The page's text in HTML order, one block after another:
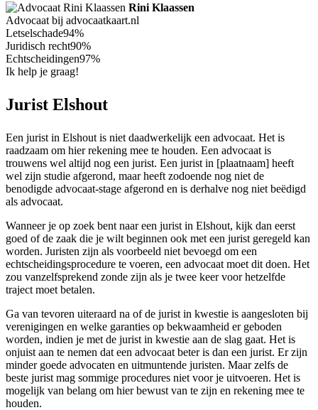
Rini Klaassen
Advocaat bij advocaatkaart.nl
Letselschade94%
Juridisch recht90%
Echtscheidingen97%
Ik help je graag!
Jurist Elshout
Een jurist in Elshout is niet daadwerkelijk een advocaat. Het is
raadzaam om hier rekening mee te houden. Een advocaat is
trouwens wel altijd nog een jurist. Een jurist in [plaatnaam] heeft
wel zijn studie afgerond, maar heeft zodoende nog niet de
benodigde advocaat-stage afgerond en is derhalve nog niet beëdigd
als advocaat.
Wanneer je op zoek bent naar een jurist in Elshout, kijk dan eerst
goed of de zaak die je wilt beginnen ook met een jurist geregeld kan
worden. Juristen zijn als voorbeeld niet bevoegd om een
echtscheidingsprocedure te voeren, een advocaat moet dit doen. Het
zou vanzelfsprekend zonde zijn als je twee keer voor hetzelfde
traject moet betalen.
Ga van tevoren uiteraard na of de jurist in kwestie is aangesloten bij
verenigingen en welke garanties op bekwaamheid er geboden
worden, indien je met de jurist in kwestie aan de slag gaat. Het is
onjuist aan te nemen dat een advocaat beter is dan een jurist. Er zijn
minder goede advocaten en uitmuntende juristen. Maar zelfs de
beste jurist mag sommige procedures niet voor je uitvoeren. Het is
mogelijk van belang om hier bewust van te zijn en rekening mee te
houden.